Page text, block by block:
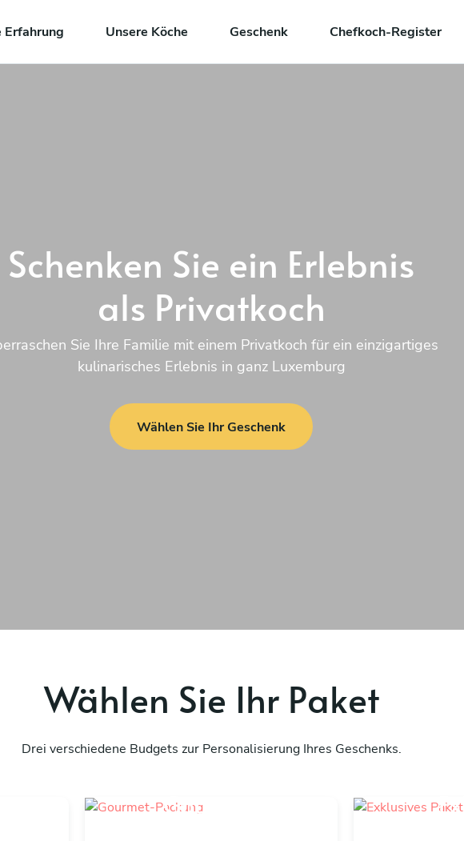
Erfahrung Unsere Köche Geschenk Chefkoch-Register
Schenken Sie ein Erlebnis
als Privatkoch
Sie Ihre Familie mit einem Privatkoch für ein einzigartiges
kulinarisches Erlebnis in ganz Luxemburg
Wählen Sie Ihr Geschenk
Wählen Sie Ihr Paket
Drei verschiedene Budgets zur Personalisierung Ihres Geschenks.
Gourmet